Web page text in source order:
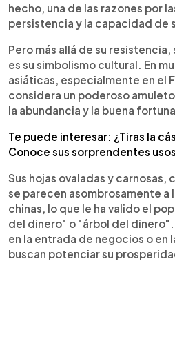
hecho, una de las razones por
persistencia y la capacidad de
Pero más allá de su
es su simbolismo cultural. En
asiáticas, especialmente en el
considera un poderoso
la abundancia y la buena fortuna.
Te puede interesar: ¿Tiras la
Conoce sus sorprendentes
Sus hojas ovaladas y carnosas,
se parecen asombrosamente a
chinas, lo que le ha valido el
del dinero" o "árbol del
en la entrada de negocios o en
buscan potenciar su